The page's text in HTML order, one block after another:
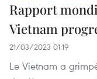
Rapport
Vietnam
21/03/2023 01:19
Le Vietnam a